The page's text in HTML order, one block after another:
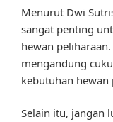
Menurut Dwi
sangat penting
hewan
mengandung
kebutuhan hewan
Selain itu, jangan